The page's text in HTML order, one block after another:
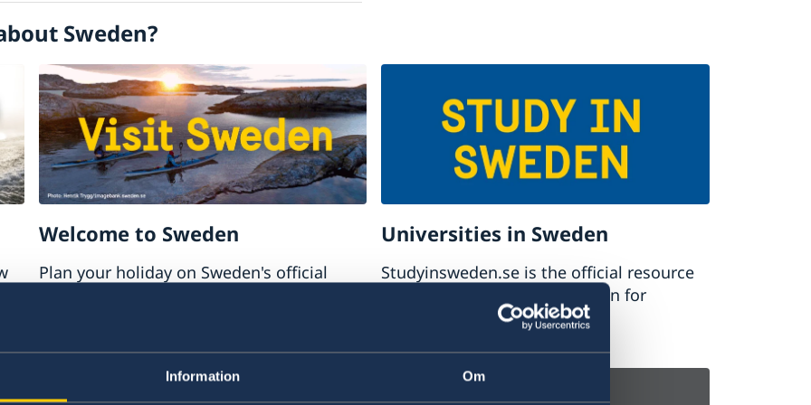
Information Om
que não precisam de visto
Sweden?
Welcome to Sweden
Plan your holiday on Sweden's official
Visit Sweden
Universities in Sweden
Studyinsweden.se is the official resource
on higher education in Sweden for
international students.
Study in Sweden